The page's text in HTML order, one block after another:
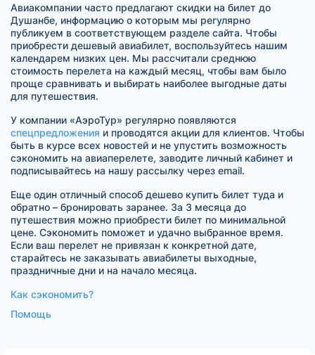
Авиакомпании часто предлагают скидки на билет до
Душанбе, информацию о которым мы регулярно
публикуем в соответствующем разделе сайта. Чтобы
приобрести дешевый авиабилет, воспользуйтесь нашим
календарем низких цен. Мы рассчитали среднюю
стоимость перелета на каждый месяц, чтобы вам было
проще сравнивать и выбирать наиболее выгодные даты
для путешествия.
У компании «АэроТур» регулярно появляются
спецпредложения и проводятся акции для клиентов. Чтобы
быть в курсе всех новостей и не упустить возможность
сэкономить на авиаперелете, заводите личный кабинет и
подписывайтесь на нашу рассылку через email.
Еще один отличный способ дешево купить билет туда и
обратно – бронировать заранее. За 3 месяца до
путешествия можно приобрести билет по минимальной
цене. Сэкономить поможет и удачно выбранное время.
Если ваш перелет не привязан к конкретной дате,
старайтесь не заказывать авиабилеты выходные,
праздничные дни и на начало месяца.
Как сэкономить?
Помощь